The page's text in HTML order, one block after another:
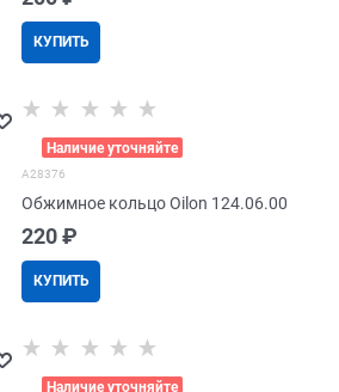
КУПИТЬ
Наличие уточняйте
A28376
Обжимное кольцо Oilon 124.06.00
220 ₽
КУПИТЬ
Наличие уточняйте